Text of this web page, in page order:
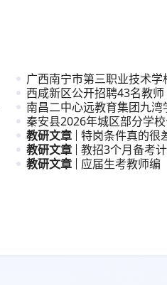
广西南宁市第三职业技术
用
西咸新区公开招聘43名教师
南昌二中心远教育集团九
秦安县2026年城区部分学
教研文章 特岗条件真的很
教研文章 教招3个月备考
教研文章
应届生考教师编